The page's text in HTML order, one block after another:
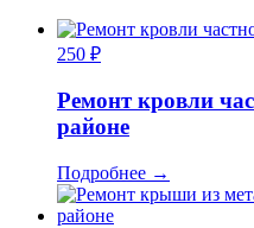
250 ₽
Ремонт кровли
районе
Подробнее →